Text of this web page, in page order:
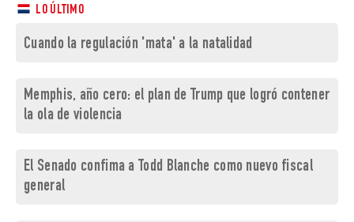
LO ÚLTIMO
Cuando la regulación 'mata' a la natalidad
Memphis, año cero: el plan de Trump que logró contener
la ola de violencia
El Senado confima a Todd Blanche como nuevo fiscal
general